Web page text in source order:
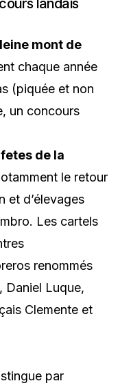
landais
mont de
chaque année
(piquée et non
un concours
de la
le retour
et d’élevages
Les cartels
renommés
Daniel Luque,
Clemente et
par